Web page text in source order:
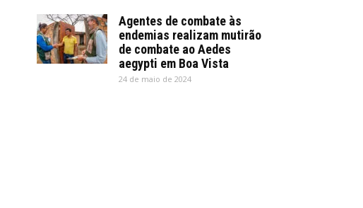
Agentes de combate às
endemias realizam mutirão
de combate ao Aedes
aegypti em Boa Vista
24 de maio de 2024